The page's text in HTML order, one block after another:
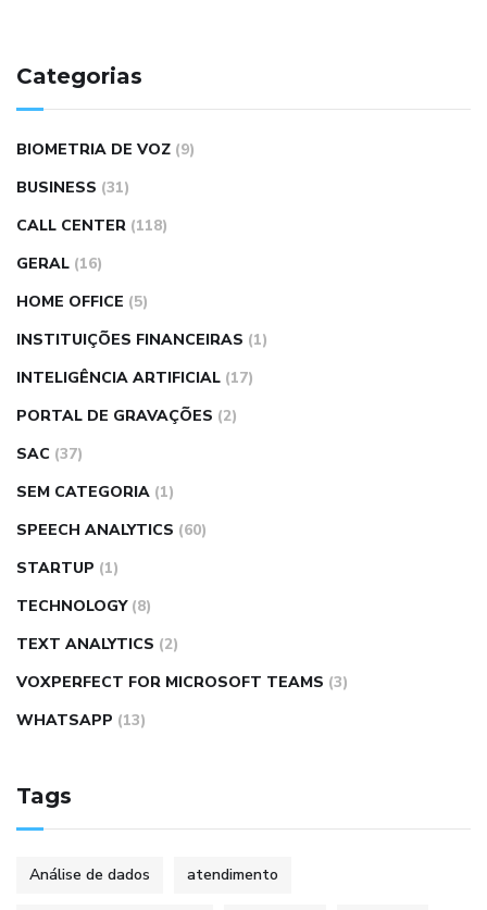
Categorias
BIOMETRIA DE VOZ (9)
BUSINESS (31)
CALL CENTER (118)
GERAL (16)
HOME OFFICE (5)
INSTITUIÇÕES FINANCEIRAS (1)
INTELIGÊNCIA ARTIFICIAL (17)
PORTAL DE GRAVAÇÕES (2)
SAC (37)
SEM CATEGORIA (1)
SPEECH ANALYTICS (60)
STARTUP (1)
TECHNOLOGY (8)
TEXT ANALYTICS (2)
VOXPERFECT FOR MICROSOFT TEAMS (3)
WHATSAPP (13)
Tags
Análise de dados atendimento